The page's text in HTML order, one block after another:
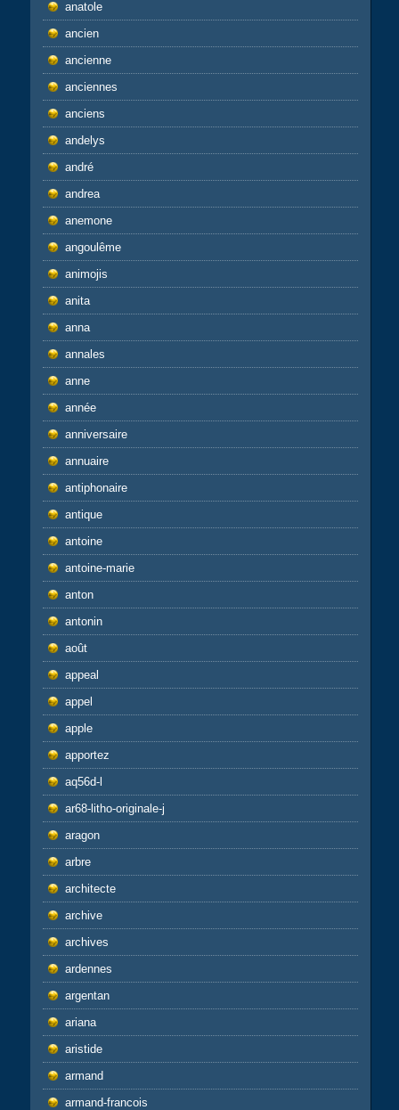
anatole
ancien
ancienne
anciennes
anciens
andelys
andré
andrea
anemone
angoulême
animojis
anita
anna
annales
anne
année
anniversaire
annuaire
antiphonaire
antique
antoine
antoine-marie
anton
antonin
août
appeal
appel
apple
apportez
aq56d-l
ar68-litho-originale-j
aragon
arbre
architecte
archive
archives
ardennes
argentan
ariana
aristide
armand
armand-francois